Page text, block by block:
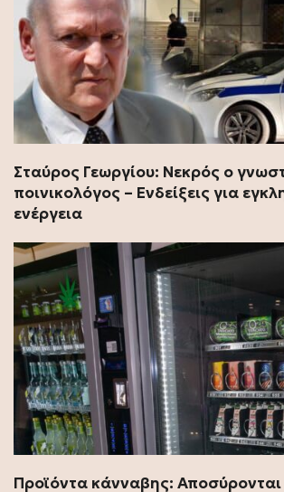
Σταύρος Γεωργίου: Νεκρός ο
ποινικολόγος – Ενδείξεις για
ενέργεια
Προϊόντα κάνναβης: